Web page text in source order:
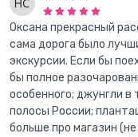
Оксана прекрасный
сама дорога было
экскурсии. Если бы
бы полное
особенного; джунгли
полосы России;
больше про магазин